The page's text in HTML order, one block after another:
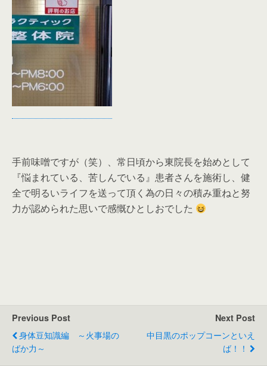
手前味噌ですが（笑）、常日頃から東院長を始めとして
『悩まれている、苦しんでいる』患者さんを施術し、健
全で明るいライフを送って頂く為の日々の積み重ねと努
力が認められた思いで感慨ひとしおでした
Previous Post
身体豆知識編 ～火事場の
ばか力～
Next Post
中目黒のポップコーンといえ
ば！！